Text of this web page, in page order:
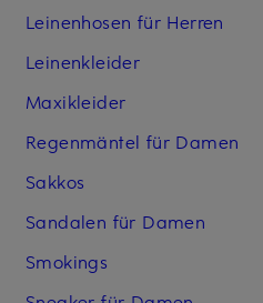
Leinenhosen für Herren
Leinenkleider
Maxikleider
Regenmäntel für Damen
Sakkos
Sandalen für Damen
Smokings